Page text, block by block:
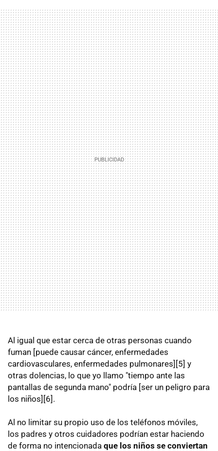
Al igual que estar cerca de otras personas cuando
fuman [puede causar cáncer, enfermedades
cardiovasculares, enfermedades pulmonares][5] y
otras dolencias, lo que yo llamo "tiempo ante las
pantallas de segunda mano" podría [ser un peligro para
los niños][6].
Al no limitar su propio uso de los teléfonos móviles,
los padres y otros cuidadores podrían estar haciendo
de forma no intencionada que los niños se conviertan